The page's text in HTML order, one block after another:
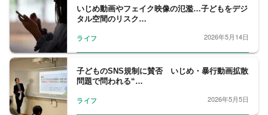
機構（映倫）年少者映画審議会委員。はこだ
て観光大使。映画配給会社アドバイザー。
いじめ動画やフェイク映像の氾濫…子どもをデジ
タル空間のリスク…
ライフ 2026年5月14日
子どものSNS規制に賛否 いじめ・暴行動画拡散
問題で問われる“…
ライフ 2026年5月5日